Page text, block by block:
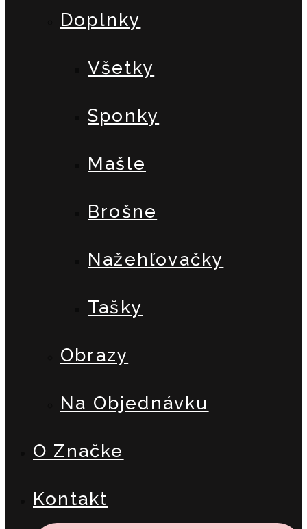
Doplnky
Všetky
Sponky
Mašle
Brošne
Nažehľovačky
Tašky
Obrazy
Na Objednávku
O Značke
Kontakt